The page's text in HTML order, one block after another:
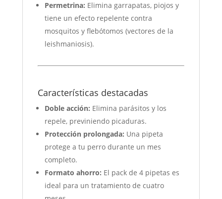
Permetrina: Elimina garrapatas, piojos y
tiene un efecto repelente contra
mosquitos y flebótomos (vectores de la
leishmaniosis).
Características destacadas
Doble acción: Elimina parásitos y los
repele, previniendo picaduras.
Protección prolongada: Una pipeta
protege a tu perro durante un mes
completo.
Formato ahorro: El pack de 4 pipetas es
ideal para un tratamiento de cuatro